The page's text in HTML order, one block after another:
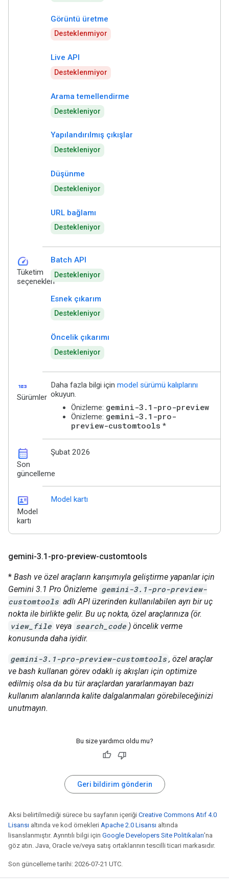
Görüntü üretme
Desteklenmiyor
Live API
Desteklenmiyor
Arama temellendirme
Destekleniyor
Yapılandırılmış çıkışlar
Destekleniyor
Düşünme
Destekleniyor
URL bağlamı
Destekleniyor
speed
Tüketim
seçenekleri
Batch API
Destekleniyor
Esnek çıkarım
Destekleniyor
Öncelik çıkarımı
Destekleniyor
123
Sürümler
Daha fazla bilgi için model sürümü kalıplarını
okuyun.
Önizleme: gemini-3.1-pro-preview
Önizleme: gemini-3.1-pro-
preview-customtools *
calendar_month
Son
güncelleme
Şubat 2026
id_card
Model
kartı
Model kartı
gemini-3.1-pro-preview-customtools
* Bash ve özel araçların karışımıyla geliştirme yapanlar için
Gemini 3.1 Pro Önizleme gemini-3.1-pro-preview-
customtools adlı API üzerinden kullanılabilen ayrı bir uç
nokta ile birlikte gelir. Bu uç nokta, özel araçlarınıza (ör.
view_file veya search_code ) öncelik verme
konusunda daha iyidir.
gemini-3.1-pro-preview-customtools , özel araçlar
ve bash kullanan görev odaklı iş akışları için optimize
edilmiş olsa da bu tür araçlardan yararlanmayan bazı
kullanım alanlarında kalite dalgalanmaları görebileceğinizi
unutmayın.
Bu size yardımcı oldu mu?
Geri bildirim gönderin
Aksi belirtilmediği sürece bu sayfanın içeriği Creative Commons Atıf 4.0
Lisansı altında ve kod örnekleri Apache 2.0 Lisansı altında
lisanslanmıştır. Ayrıntılı bilgi için Google Developers Site Politikaları'na
göz atın. Java, Oracle ve/veya satış ortaklarının tescilli ticari markasıdır.
Son güncelleme tarihi: 2026-07-21 UTC.